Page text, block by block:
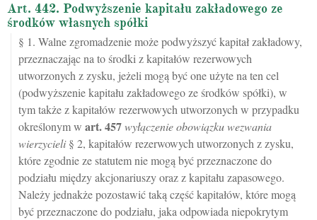
Art. 442. Podwyższenie kapitału zakładowego ze
środków własnych spółki
§ 1. Walne zgromadzenie może podwyższyć kapitał zakładowy,
przeznaczając na to środki z kapitałów rezerwowych
utworzonych z zysku, jeżeli mogą być one użyte na ten cel
(podwyższenie kapitału zakładowego ze środków spółki), w
tym także z kapitałów rezerwowych utworzonych w przypadku
określonym w art.457wyłączenie obowiązku wezwania
wierzycieli§ 2, kapitałów rezerwowych utworzonych z zysku,
które zgodnie ze statutem nie mogą być przeznaczone do
podziału między akcjonariuszy oraz z kapitału zapasowego.
Należy jednakże pozostawić taką część kapitałów, które mogą
być przeznaczone do podziału, jaka odpowiada niepokrytym